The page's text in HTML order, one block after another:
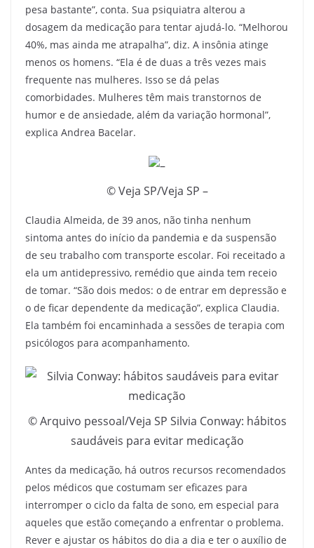
pesa bastante”, conta. Sua psiquiatra alterou a
dosagem da medicação para tentar ajudá-lo. “Melhorou
40%, mas ainda me atrapalha”, diz. A insônia atinge
menos os homens. “Ela é de duas a três vezes mais
frequente nas mulheres. Isso se dá pelas
comorbidades. Mulheres têm mais transtornos de
humor e de ansiedade, além da variação hormonal”,
explica Andrea Bacelar.
© Veja SP/Veja SP –
Claudia Almeida, de 39 anos, não tinha nenhum
sintoma antes do início da pandemia e da suspensão
de seu trabalho com transporte escolar. Foi receitado a
ela um antidepressivo, remédio que ainda tem receio
de tomar. “São dois medos: o de entrar em depressão e
o de ficar dependente da medicação”, explica Claudia.
Ela também foi encaminhada a sessões de terapia com
psicólogos para acompanhamento.
© Arquivo pessoal/Veja SP Silvia Conway: hábitos
saudáveis para evitar medicação
Antes da medicação, há outros recursos recomendados
pelos médicos que costumam ser eficazes para
interromper o ciclo da falta de sono, em especial para
aqueles que estão começando a enfrentar o problema.
Rever e ajustar os hábitos do dia a dia e ter o auxílio de